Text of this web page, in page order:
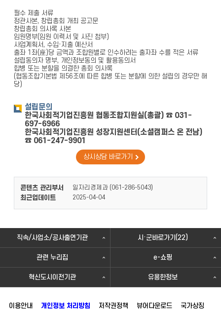
필수 제출 서류
정관사본, 창립총회 개최 공고문
창립총회 의사록 사본
임원명부(임원 이력서 및 사진 첨부)
사업계획서, 수입·지출 예산서
출좌 1좌(座)당 금액과 조합원별로 인수하려는 출자좌 수를 적은 서류
설립동의자 명부, 개인정보동의 및 활용동의서
합병 또는 분할을 의결한 총회 의사록
(협동조합기본법 제56조에 따른 합병 또는 분할에 의한 설립의 경우만 해
당)
설립문의
한국사회적기업진흥원 협동조합지원실(총괄) ☎ 031-
697-6966
한국사회적기업진흥원 성장지원센터(소셜캠퍼스 온 전남)
☎ 061-247-9901
상시상담 바로가기
콘텐츠 관리부서 일자리경제과 (061-286-5043)
최근업데이트 2025-04-04
직속/사업소/공사출연기관 시·군바로가기(22)
관련 누리집 e-쇼핑
혁신도시이전기관 유용한정보
이용안내 개인정보 처리방침 저작권정책 뷰어다운로드
국가상징